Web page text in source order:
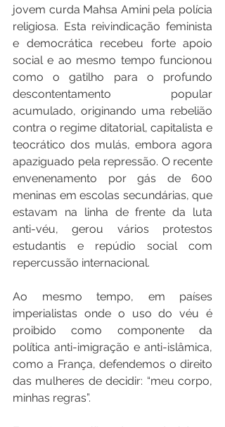
jovem curda Mahsa Amini pela polícia
religiosa. Esta reivindicação feminista
e democrática recebeu forte apoio
social e ao mesmo tempo funcionou
como o gatilho para o profundo
descontentamento popular
acumulado, originando uma rebelião
contra o regime ditatorial, capitalista e
teocrático dos mulás, embora agora
apaziguado pela repressão. O recente
envenenamento por gás de 600
meninas em escolas secundárias, que
estavam na linha de frente da luta
anti-véu, gerou vários protestos
estudantis e repúdio social com
repercussão internacional.
Ao mesmo tempo, em países
imperialistas onde o uso do véu é
proibido como componente da
política anti-imigração e anti-islâmica,
como a França, defendemos o direito
das mulheres de decidir: “meu corpo,
minhas regras”.